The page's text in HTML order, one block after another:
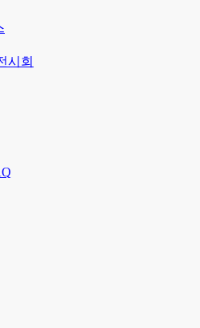
시회